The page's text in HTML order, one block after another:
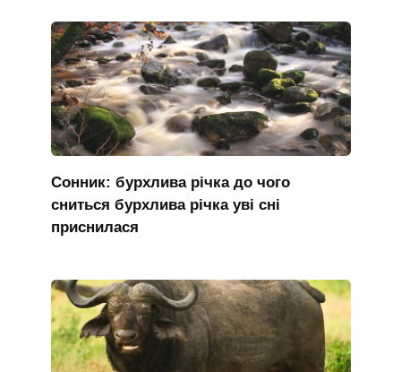
Сонник: бурхлива річка до чого
сниться бурхлива річка уві сні
приснилася